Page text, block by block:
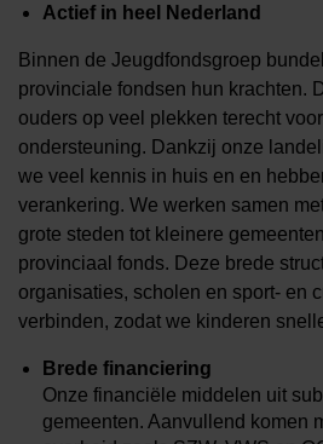
Actief in heel Nederland
Binnen de Jeugdfondsgroep
provinciale fondsen hun krachten.
ouders op veel plekken terecht
ondersteuning. Dankzij onze
we veel kennis in huis en en
verankering. We werken samen
grote steden tot kleinere
provinciaal fonds. Deze brede
organisaties, scholen en sport- en
verbinden, zodat we kinderen
Brede financiering
Onze financiële middelen uit
gemeenten. Aanvullend komen